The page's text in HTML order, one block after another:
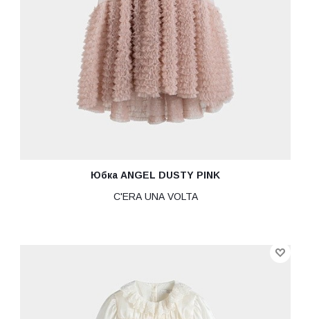
Юбка ANGEL DUSTY PINK
C'ERA UNA VOLTA